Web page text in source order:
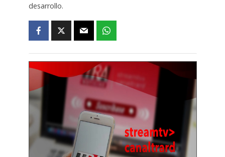
desarrollo.